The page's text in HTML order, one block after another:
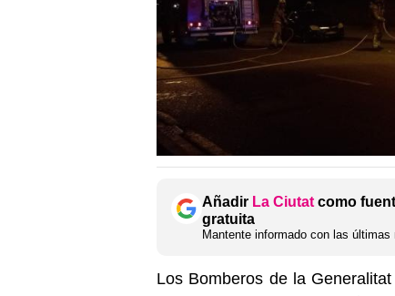
Añadir La Ciutatcomo
gratuita
Mantente informado con las
Los Bomberos de la